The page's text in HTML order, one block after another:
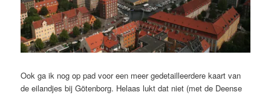
Ook ga ik nog op pad voor een meer gedetailleerdere kaart van
de eilandjes bij Götenborg. Helaas lukt dat niet (met de Deense